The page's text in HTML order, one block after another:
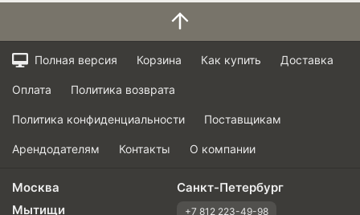
Полная версия Корзина Как купить Доставка
Оплата Политика возврата
Политика конфиденциальности Поставщикам
Арендодателям Контакты О компании
Москва
Мытищи
Санкт-Петербург
+7 812 223-49-98